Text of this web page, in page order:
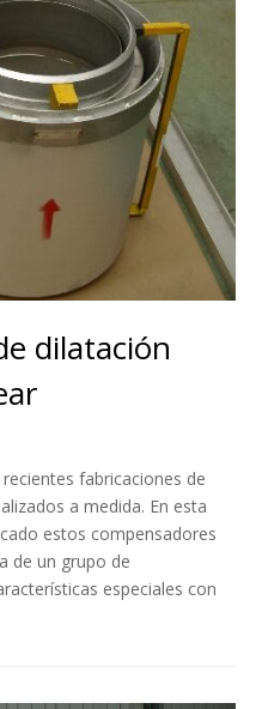
dilatación
fabricaciones de
a medida. En esta
estos compensadores
de un grupo de
especiales con